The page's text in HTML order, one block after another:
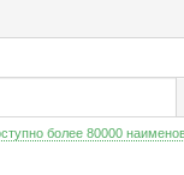
более 80000